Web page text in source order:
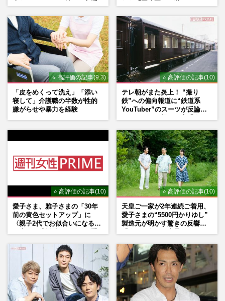
⭐ 高評価の記事(9.3)
「皮をめくって洗え」「添い
寝して」介護職の半数が性的
嫌がらせや暴力を経験
⭐ 高評価の記事(10)
テレ朝がまた炎上！ “撮り
鉄”への偏向報道に“鉄道系
YouTuber”のスーツが反論
は？」
⭐ 高評価の記事(10)
愛子さま、雅子さまの「30年
前の黄色セットアップ」に
〈親子2代でお似合いになる〉
⭐ 高評価の記事(10)
天皇ご一家が2年連続ご着用、
愛子さまの“5500円かりゆし”
製造元が明かす驚きの反響